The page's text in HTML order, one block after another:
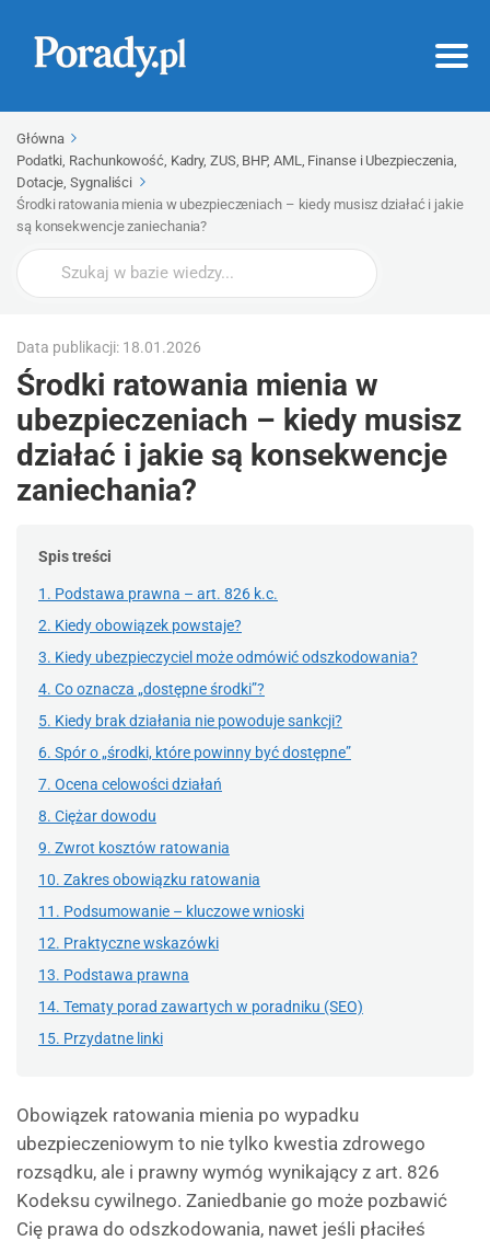
Główna
Podatki, Rachunkowość, Kadry, ZUS, BHP, AML, Finanse i Ubezpieczenia,
Dotacje, Sygnaliści
Środki ratowania mienia w ubezpieczeniach – kiedy musisz działać i jakie
są konsekwencje zaniechania?
Wyszukaj
Data publikacji: 18.01.2026
Środki ratowania mienia w
ubezpieczeniach – kiedy musisz
działać i jakie są konsekwencje
zaniechania?
Spis treści
1. Podstawa prawna – art. 826 k.c.
2. Kiedy obowiązek powstaje?
3. Kiedy ubezpieczyciel może odmówić odszkodowania?
4. Co oznacza „dostępne środki”?
5. Kiedy brak działania nie powoduje sankcji?
6. Spór o „środki, które powinny być dostępne”
7. Ocena celowości działań
8. Ciężar dowodu
9. Zwrot kosztów ratowania
10. Zakres obowiązku ratowania
11. Podsumowanie – kluczowe wnioski
12. Praktyczne wskazówki
13. Podstawa prawna
14. Tematy porad zawartych w poradniku (SEO)
15. Przydatne linki
Obowiązek ratowania mienia po wypadku
ubezpieczeniowym to nie tylko kwestia zdrowego
rozsądku, ale i prawny wymóg wynikający z art. 826
Kodeksu cywilnego. Zaniedbanie go może pozbawić
Cię prawa do odszkodowania, nawet jeśli płaciłeś